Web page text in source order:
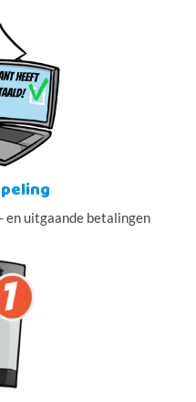
en uitgaande betalingen